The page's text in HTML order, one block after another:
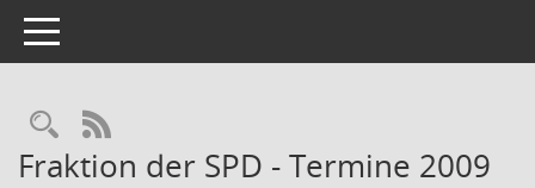
Toggle navigation
Rechercheauswahl
RSS-Feed
Fraktion der SPD - Termine 2009